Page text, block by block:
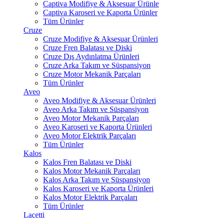
Captiva Modifiye & Aksesuar Ürünle
Captiva Karoseri ve Kaporta Ürünler
Tüm Ürünler
Cruze
Cruze Modifiye & Aksesuar Ürünleri
Cruze Fren Balatası ve Diski
Cruze Dış Aydınlatma Ürünleri
Cruze Arka Takım ve Süspansiyon
Cruze Motor Mekanik Parçaları
Tüm Ürünler
Aveo
Aveo Modifiye & Aksesuar Ürünleri
Aveo Arka Takım ve Süspansiyon
Aveo Motor Mekanik Parçaları
Aveo Karoseri ve Kaporta Ürünleri
Aveo Motor Elektrik Parçaları
Tüm Ürünler
Kalos
Kalos Fren Balatası ve Diski
Kalos Motor Mekanik Parçaları
Kalos Arka Takım ve Süspansiyon
Kalos Karoseri ve Kaporta Ürünleri
Kalos Motor Elektrik Parçaları
Tüm Ürünler
Lacetti